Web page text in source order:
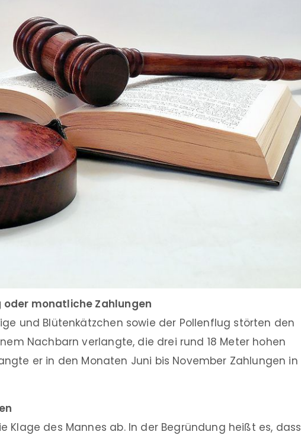
monatliche Zahlungen
und Blütenkätzchen sowie der Pollenflug störten den
Nachbarn verlangte, die drei rund 18 Meter hohen
er in den Monaten Juni bis November Zahlungen in
Klage des Mannes ab. In der Begründung heißt es, dass